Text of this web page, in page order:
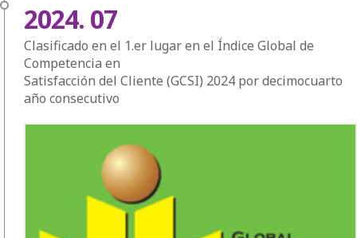
2024. 07
Clasificado en el 1.er lugar en el Índice Global de
Competencia en
Satisfacción del Cliente (GCSI) 2024 por decimocuarto
año consecutivo